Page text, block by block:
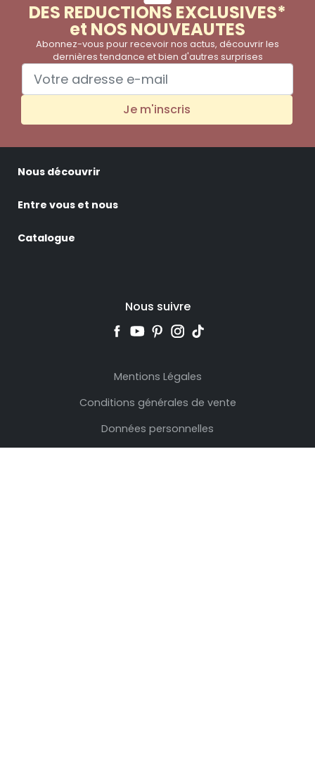
DES REDUCTIONS EXCLUSIVES*
et NOS NOUVEAUTES
Abonnez-vous pour recevoir nos actus, découvrir les
dernières tendance et bien d'autres surprises
Je m'inscris
Nous découvrir
Entre vous et nous
Catalogue
Nous suivre
Mentions Légales
Conditions générales de vente
Données personnelles